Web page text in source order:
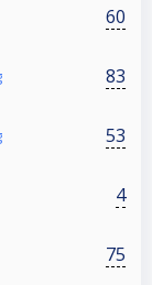
60
83
53
4
75